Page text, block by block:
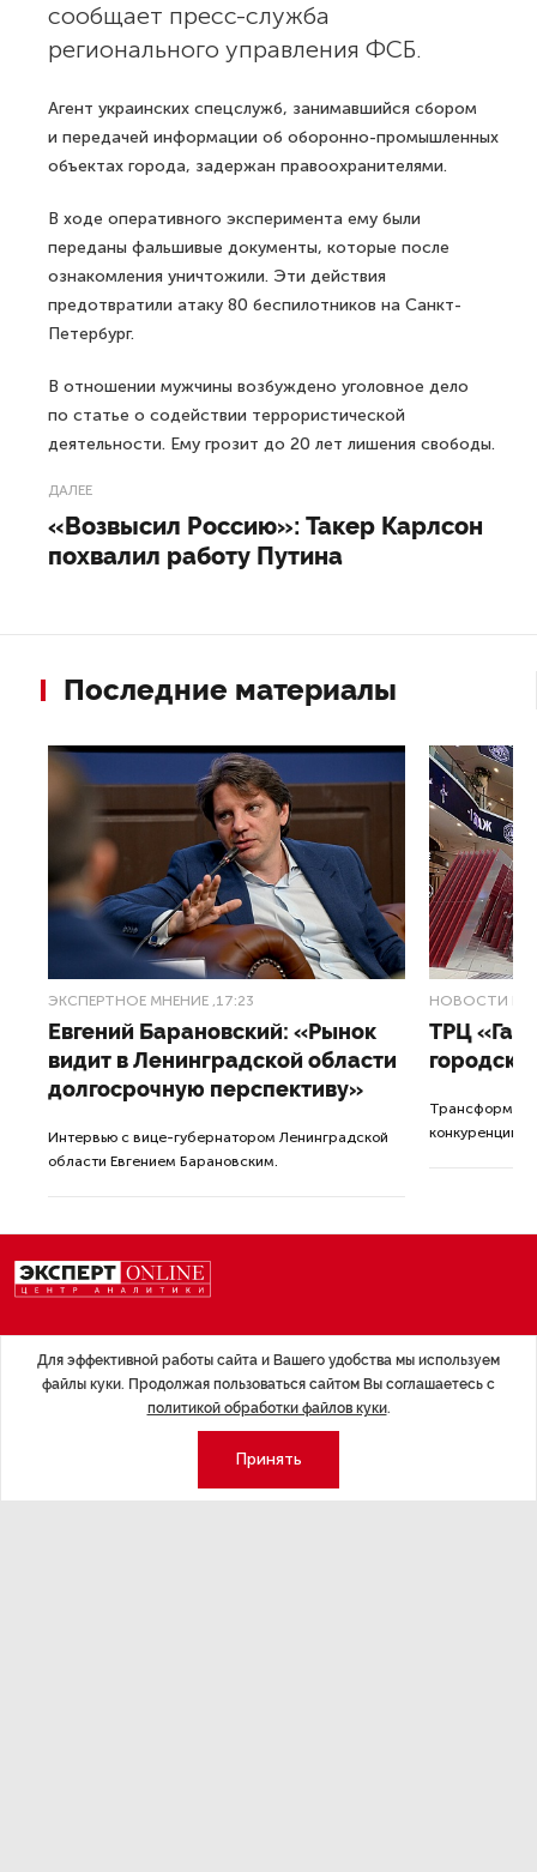
сообщает пресс-служба
регионального управления ФСБ.
Агент украинских спецслужб, занимавшийся сбором
и передачей информации об оборонно-промышленных
объектах города, задержан правоохранителями.
В ходе оперативного эксперимента ему были
переданы фальшивые документы, которые после
ознакомления уничтожили. Эти действия
предотвратили атаку 80 беспилотников на Санкт-
Петербург.
В отношении мужчины возбуждено уголовное дело
по статье о содействии террористической
деятельности. Ему грозит до 20 лет лишения свободы.
ДАЛЕЕ
«Возвысил Россию»: Такер Карлсон
похвалил работу Путина
Последние материалы
ЭКСПЕРТНОЕ МНЕНИЕ ,17:23
Евгений Барановский: «Рынок
видит в Ленинградской области
долгосрочную перспективу»
Интервью с вице-губернатором Ленинградской
области Евгением Барановским.
НОВОСТИ
ТРЦ
конкуренции
Общество
Экспертное мнение
Мероприятия
Новости партнеров
Недвижимость
Премия «Эксперт года»
Для эффективной работы сайта и Вашего удобства мы используем
файлы куки. Продолжая пользоваться сайтом Вы соглашаетесь с
политикой обработки файлов куки.
Принять